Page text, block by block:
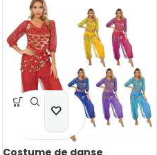
Costume de danse